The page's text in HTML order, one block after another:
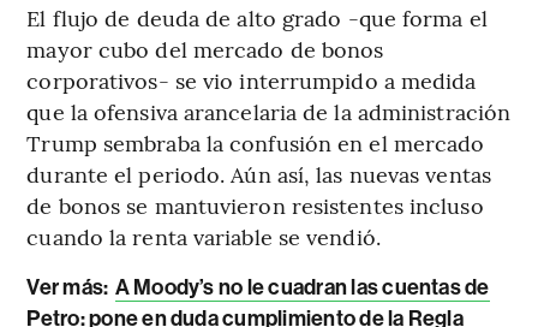
El flujo de deuda de alto grado -que forma el
mayor cubo del mercado de bonos
corporativos- se vio interrumpido a medida
que la ofensiva arancelaria de la administración
Trump sembraba la confusión en el mercado
durante el periodo. Aún así, las nuevas ventas
de bonos se mantuvieron resistentes incluso
cuando la renta variable se vendió.
Ver más: A Moody’s no le cuadran las cuentas de
Petro: pone en duda cumplimiento de la Regla